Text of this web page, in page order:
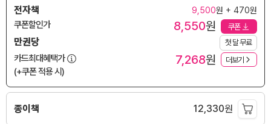
전자책 9,500원 + 470원
쿠폰할인가 8,550원 쿠폰
만권당 첫 달 무료
카드최대혜택가
(+쿠폰 적용 시)
7,268원 더보기
종이책 12,330원